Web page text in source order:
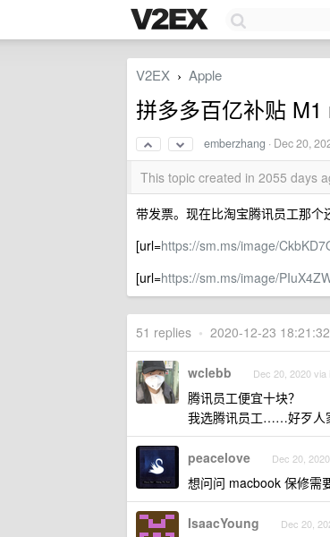
V2EX › Apple
拼多多百亿补贴
emberzhang · Dec 20,
This topic created in 2055 days
带发票。现在比淘宝腾讯员工那个
[url=https://sm.ms/image/
[url=https://sm.ms/image/
51 replies • 2020-12-23
wclebb Dec 20, 2020 via
腾讯员工便宜十块？
我选腾讯员工……好歹
peacelove Dec 20,
想问问 macbook 保修需
IsaacYoung Dec 20,